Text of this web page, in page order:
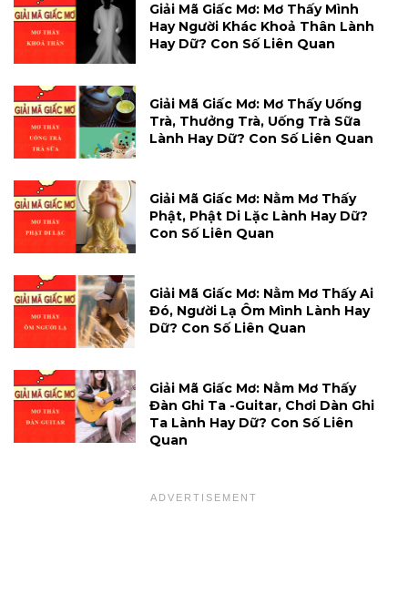
Giải Mã Giấc Mơ: Mơ Thấy Mình
Hay Người Khác Khoả Thân Lành
Hay Dữ? Con Số Liên Quan
Giải Mã Giấc Mơ: Mơ Thấy Uống
Trà, Thưởng Trà, Uống Trà Sữa
Lành Hay Dữ? Con Số Liên Quan
Giải Mã Giấc Mơ: Nằm Mơ Thấy
Phật, Phật Di Lặc Lành Hay Dữ?
Con Số Liên Quan
Giải Mã Giấc Mơ: Nằm Mơ Thấy Ai
Đó, Người Lạ Ôm Mình Lành Hay
Dữ? Con Số Liên Quan
Giải Mã Giấc Mơ: Nằm Mơ Thấy
Đàn Ghi Ta -guitar, Chơi Dàn Ghi
Ta Lành Hay Dữ? Con Số Liên
Quan